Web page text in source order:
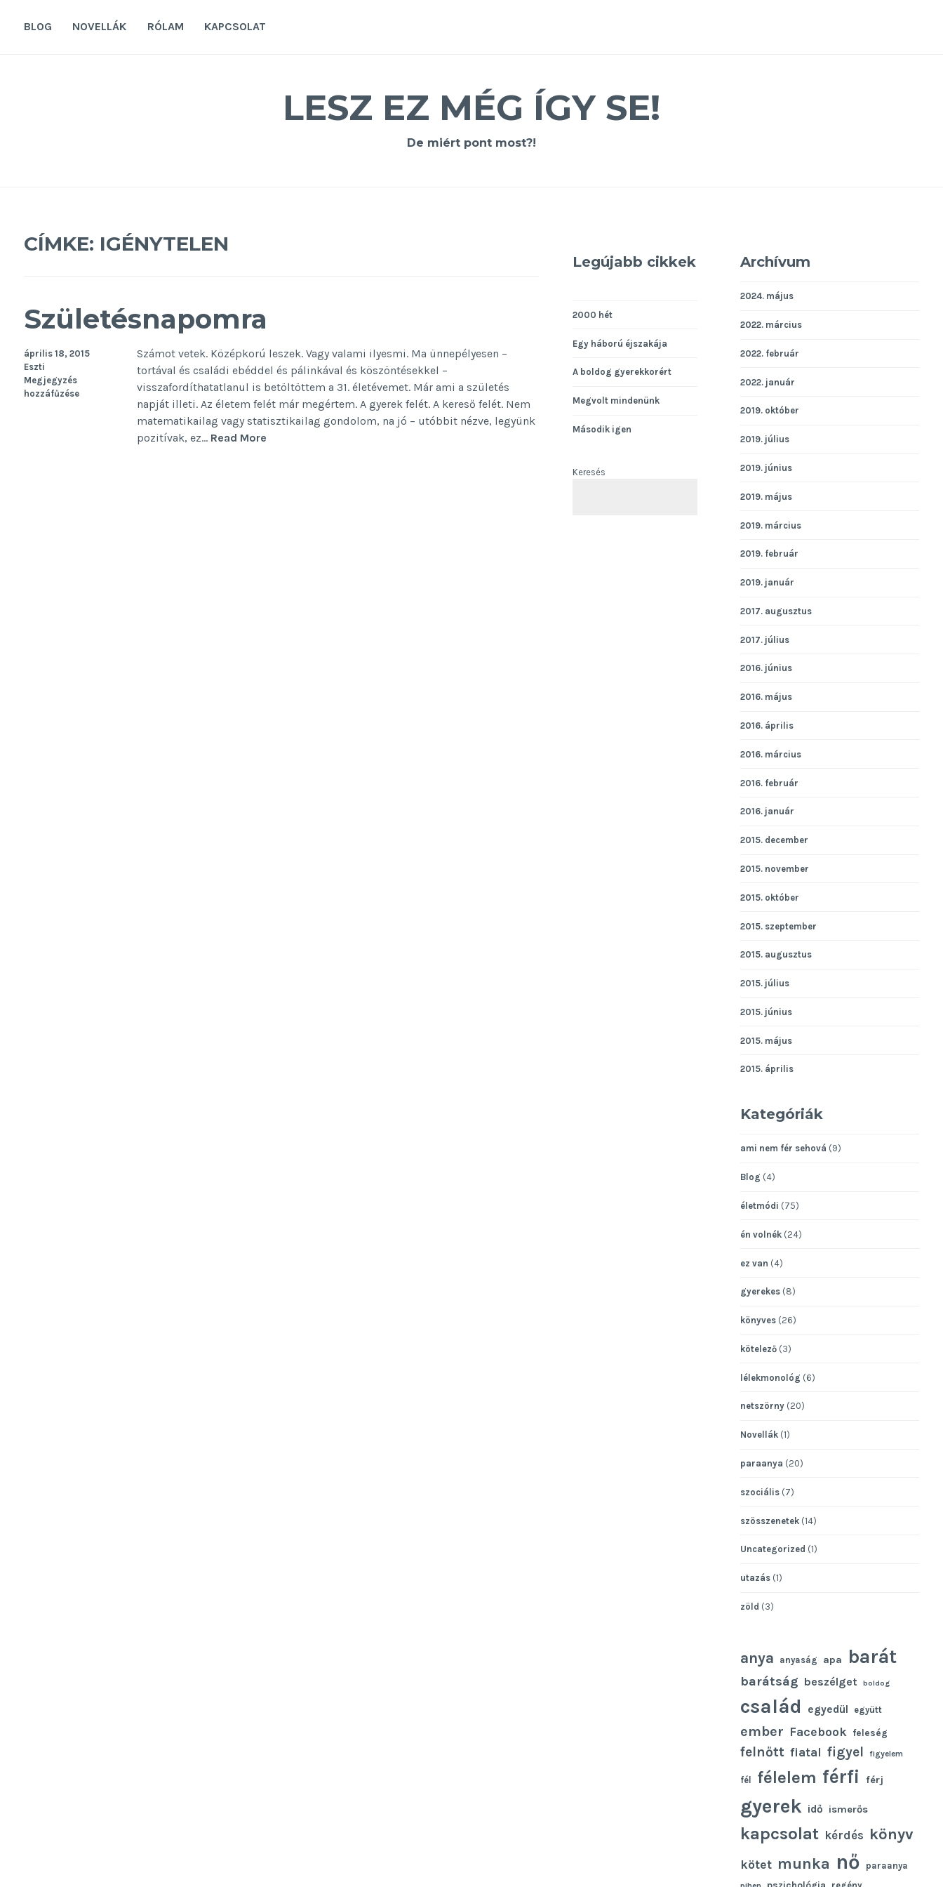
BLOG NOVELLÁK RÓLAM KAPCSOLAT
LESZ EZ MÉG ÍGY SE!
De miért pont most?!
CÍMKE: IGÉNYTELEN
Születésnapomra
Számot vetek. Középkorú leszek. Vagy valami ilyesmi. Ma ünnepélyesen –
tortával és családi ebéddel és pálinkával és köszöntésekkel –
visszafordíthatatlanul is betöltöttem a 31. életévemet. Már ami a születés
napját illeti. Az életem felét már megértem. A gyerek felét. A kereső felét. Nem
matematikailag vagy statisztikailag gondolom, na jó – utóbbit nézve, legyünk
pozitívak, ez… Read More
április 18, 2015
Eszti
Megjegyzés
hozzáfűzése
Legújabb cikkek
2000 hét
Egy háború éjszakája
A boldog gyerekkorért
Megvolt mindenünk
Második igen
Keresés
KERESÉS
Archívum
2024. május
2022. március
2022. február
2022. január
2019. október
2019. július
2019. június
2019. május
2019. március
2019. február
2019. január
2017. augusztus
2017. július
2016. június
2016. május
2016. április
2016. március
2016. február
2016. január
2015. december
2015. november
2015. október
2015. szeptember
2015. augusztus
2015. július
2015. június
2015. május
2015. április
Kategóriák
ami nem fér sehová (9)
Blog (4)
életmódi (75)
én volnék (24)
ez van (4)
gyerekes (8)
könyves (26)
kötelező (3)
lélekmonológ (6)
netszörny (20)
Novellák (1)
paraanya (20)
szociális (7)
szösszenetek (14)
Uncategorized (1)
utazás (1)
zöld (3)
anya anyaság apa barát
barátság beszélget boldog
család egyedül együtt
ember Facebook feleség
felnőtt fiatal figyel figyelem
fél félelem férfi férj
gyerek idő ismerős
kapcsolat kérdés könyv
kötet munka nő paraanya
pszichológia regény